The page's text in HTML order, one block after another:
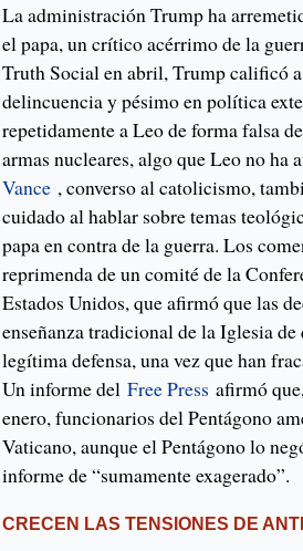
La administración Trump ha
el papa, un crítico acérrimo de la
Truth Social en abril, Trump calificó
delincuencia y pésimo en política
repetidamente a Leo de forma falsa
armas nucleares, algo que Leo no
Vance , converso al catolicismo,
cuidado al hablar sobre temas
papa en contra de la guerra. Los
reprimenda de un comité de la
Estados Unidos, que afirmó que las
enseñanza tradicional de la Iglesia
legítima defensa, una vez que han
Un informe delFree Press afirmó
enero, funcionarios del Pentágono
Vaticano, aunque el Pentágono lo
informe de “sumamente exagerado”.
CRECEN LAS TENSIONES DE